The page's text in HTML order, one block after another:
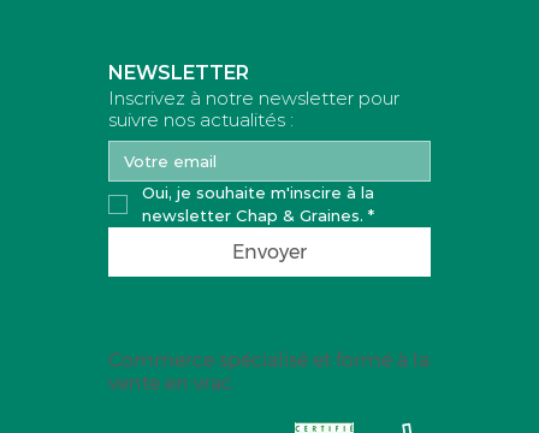
NEWSLETTER
Inscrivez à notre newsletter pour
suivre nos actualités :
Oui, je souhaite m'inscire à la
newsletter Chap & Graines. *
Envoyer
Commerce spécialisé et formé à la
vente en vrac.